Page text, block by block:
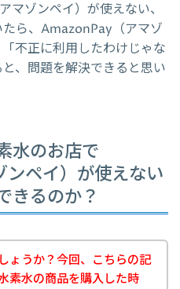
ゾンペイ）が使えない、
ら、AmazonPay（アマゾ
不正に利用したわけじゃな
、問題を解決できると思い
水のお店で
ペイ）が使えない
きるのか？
ょうか？今回、こちらの記
素水の商品を購入した時